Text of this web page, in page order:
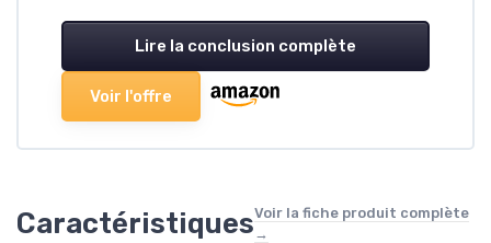
Lire la conclusion complète
Voir l'offre
CaractéristiquesVoir la fiche produit complète
→